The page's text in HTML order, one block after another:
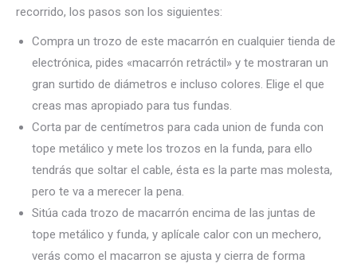
recorrido, los pasos son los siguientes:
Compra un trozo de este macarrón en cualquier tienda de
electrónica, pides «macarrón retráctil» y te mostraran un
gran surtido de diámetros e incluso colores. Elige el que
creas mas apropiado para tus fundas.
Corta par de centímetros para cada union de funda con
tope metálico y mete los trozos en la funda, para ello
tendrás que soltar el cable, ésta es la parte mas molesta,
pero te va a merecer la pena.
Sitúa cada trozo de macarrón encima de las juntas de
tope metálico y funda, y aplícale calor con un mechero,
verás como el macarron se ajusta y cierra de forma